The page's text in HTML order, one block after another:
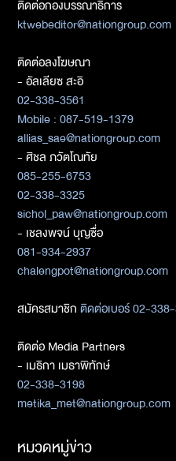
ติดต่อกองบรรณาธิการ
ktwebeditor@nationgroup.com
ติดต่อลงโฆษณา
- อัลเลียซ สะอิ
02-338-3561
Mobile : 087-519-1379
allias_sae@nationgroup.com
- ศิชล ภวัตโณทัย
085-255-6753
02-338-3325
sichol_paw@nationgroup.com
- เชลงพจน์ บุญซื่อ
081-934-2937
chalengpot@nationgroup.com
สมัครสมาชิกติดต่อเบอร์ 02-
ติดต่อ Media Partners
- เมธิกา เมธาพิทักษ์
02-338-3198
metika_met@nationgroup.com
หมวดหมู่ข่าว